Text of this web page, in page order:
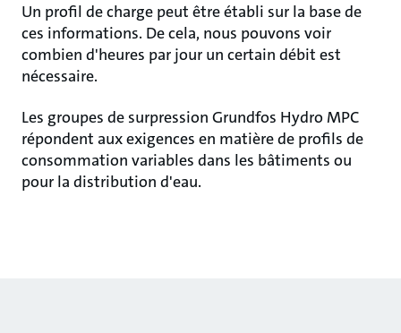
Un profil de charge peut être établi sur la base de
ces informations. De cela, nous pouvons voir
combien d'heures par jour un certain débit est
nécessaire.
Les groupes de surpression Grundfos Hydro MPC
répondent aux exigences en matière de profils de
consommation variables dans les bâtiments ou
pour la distribution d'eau.